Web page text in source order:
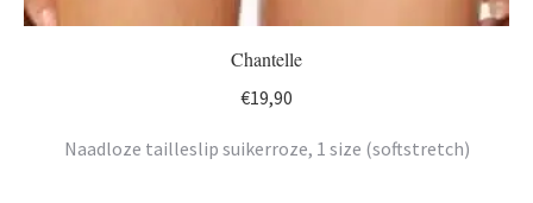
Chantelle
€19,90
Naadloze tailleslip suikerroze, 1 size (softstretch)